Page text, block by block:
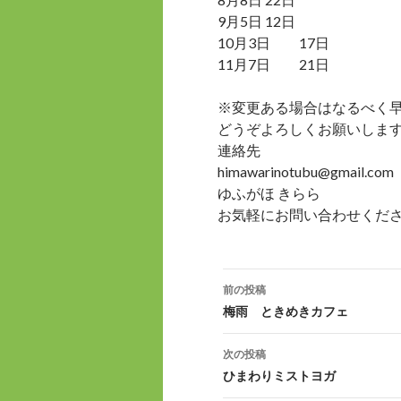
9月5日 12日
10月3日 17日
11月7日 21日
※変更ある場合はなるべく
どうぞよろしくお願いしま
連絡先
himawarinotubu@gmail.com
ゆふがほ きらら
お気軽にお問い合わせくださ
投
稿
ナ
前の投稿
梅雨 ときめきカフェ
次の投稿
ひまわりミストヨガ